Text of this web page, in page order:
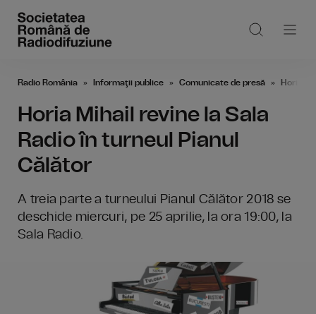
Radio România Informaţii publice Comunicate de presă Horia
Horia Mihail revine la Sala
Radio în turneul Pianul
Călător
A treia parte a turneului Pianul Călător 2018 se
deschide miercuri, pe 25 aprilie, la ora 19:00, la
Sala Radio.